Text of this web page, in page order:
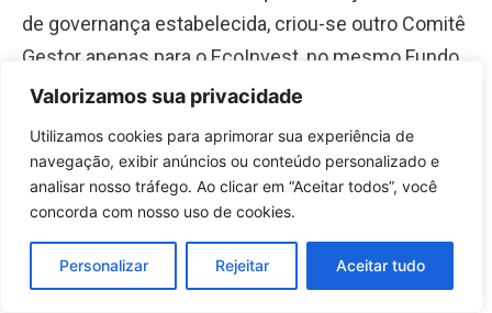
Valorizamos sua privacidade
Utilizamos cookies para aprimorar sua experiência de
navegação, exibir anúncios ou conteúdo personalizado e
analisar nosso tráfego. Ao clicar em “Aceitar todos”, você
concorda com nosso uso de cookies.
Personalizar Rejeitar Aceitar tudo
de governança estabelecida, criou-se outro Comitê
Gestor apenas para o EcoInvest, no mesmo Fundo.
Um será presidido pelo Ministério do Meio
Ministério da Fazenda, simultaneamente, e sem
acordo prévio entre eles.
Esse tropeço de governança pode reduzir a
eficácia de implementação do programa por afastar